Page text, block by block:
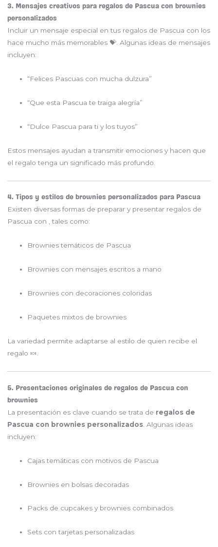
3. Mensajes creativos para regalos de Pascua con brownies
personalizados
Incluir un mensaje especial en tus regalos de Pascua con los
hace mucho más memorables 💝. Algunas ideas de mensajes
incluyen:
“Felices Pascuas con mucha dulzura”
“Que esta Pascua te traiga alegría”
“Dulce Pascua para ti y los tuyos”
Estos mensajes ayudan a transmitir emociones y hacen que
el regalo tenga un significado más profundo.
4. Tipos y estilos de brownies personalizados para Pascua
Existen diversas formas de preparar y presentar regalos de
Pascua con , tales como:
Brownies temáticos de Pascua
Brownies con mensajes escritos a mano
Brownies con decoraciones coloridas
Paquetes mixtos de brownies
La variedad permite adaptarse al estilo de quien recibe el
regalo 🍬.
5. Presentaciones originales de regalos de Pascua con
brownies
La presentación es clave cuando se trata de regalos de
Pascua con brownies personalizados . Algunas ideas
incluyen:
Cajas temáticas con motivos de Pascua
Brownies en bolsas decoradas
Packs de cupcakes y brownies combinados
Sets con tarjetas personalizadas